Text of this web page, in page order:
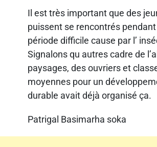
Il est très important que des
puissent se rencontrés
période difficile cause par l’
Signalons qu autres cadre de
paysages, des ouvriers et
moyennes pour un
durable avait déjà organisé ça.
Patrigal Basimarha soka